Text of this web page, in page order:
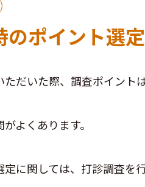
のポイント選定
ただいた際、調査ポイント
よくあります。
定に関しては、打診調査を